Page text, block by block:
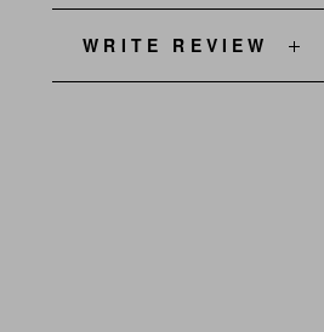
WRITE REVIEW